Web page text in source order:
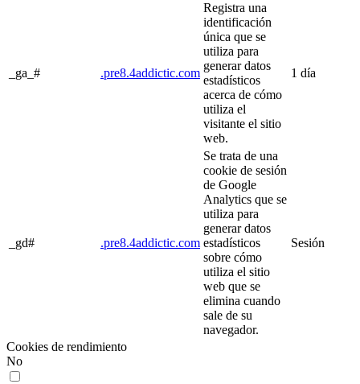
_ga_# .pre8.4addictic.com
Registra una
identificación
única que se
utiliza para
generar datos
estadísticos
acerca de cómo
utiliza el
visitante el sitio
web.
1 día
_gd# .pre8.4addictic.com
Se trata de una
cookie de sesión
de Google
Analytics que se
utiliza para
generar datos
estadísticos
sobre cómo
utiliza el sitio
web que se
elimina cuando
sale de su
navegador.
Sesión
Cookies de rendimiento
No